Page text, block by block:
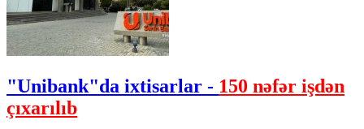
"Unibank"da ixtisarlar - 150 nəfər işdən
çıxarılıb